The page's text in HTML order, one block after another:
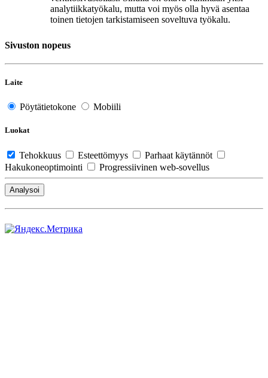
analytiikkatyökalu, mutta voi myös olla hyvä asentaa
toinen tietojen tarkistamiseen soveltuva työkalu.
Sivuston nopeus
Laite
Pöytätietokone Mobiili
Luokat
Tehokkuus Esteettömyys
Parhaat käytännöt
Hakukoneoptimointi
Progressiivinen web-sovellus
Analysoi